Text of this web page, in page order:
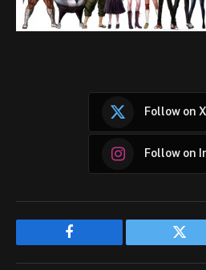
Follow on
Follow on
Facebook